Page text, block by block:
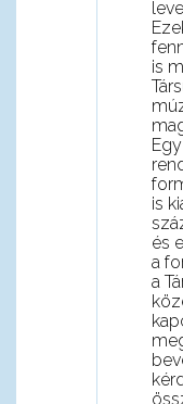
is
is
és
a
a